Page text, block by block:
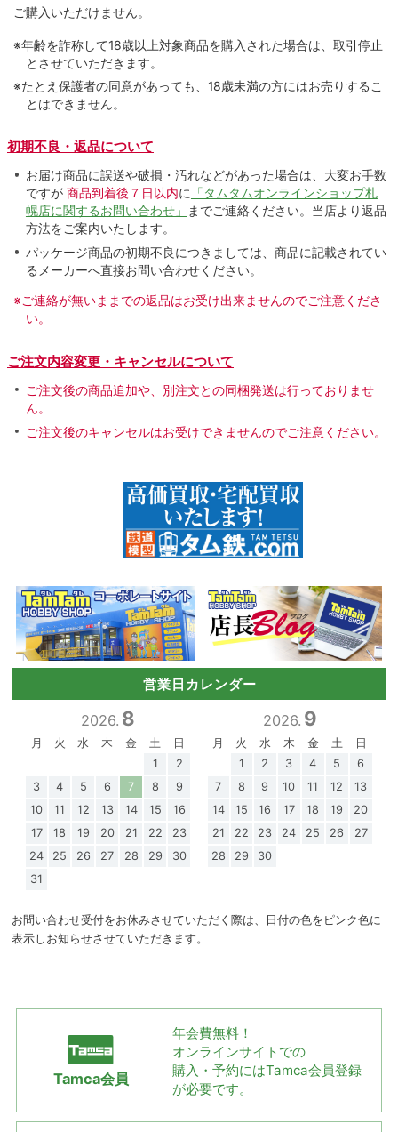
ご購入いただけません。
※年齢を詐称して18歳以上対象商品を購入された場合は、取引停止
とさせていただきます。
※たとえ保護者の同意があっても、18歳未満の方にはお売りするこ
とはできません。
初期不良・返品について
お届け商品に誤送や破損・汚れなどがあった場合は、大変お手数
ですが 商品到着後７日以内に 「タムタムオンラインショップ札
幌店に関するお問い合わせ」
までご連絡ください。当店より返品
方法をご案内いたします。
パッケージ商品の初期不良につきましては、商品に記載されてい
るメーカーへ直接お問い合わせください。
※ご連絡が無いままでの返品はお受け出来ませんのでご注意くださ
い。
ご注文内容変更・キャンセルについて
ご注文後の商品追加や、別注文との同梱発送は行っておりませ
ん。
ご注文後のキャンセルはお受けできませんのでご注意ください。
営業日カレンダー
2026. 8
月 火 水 木 金 土
日
1
2
3
4 5 6 7 8
9
10
11 12 13 14 15
16
17
18 19 20 21 22
23
24
25 26 27 28 29
30
31
2026. 9
月 火 水 木 金 土
日
1
2 3 4 5
6
7
8 9 10 11 12
13
14
15 16 17 18 19
20
21
22 23 24 25 26
27
28
29 30
お問い合わせ受付をお休みさせていただく際は、日付の色をピンク色に
表示しお知らせさせていただきます。
Tamca会員
年会費無料！
オンラインサイトでの
購入・予約にはTamca会員登録
が必要です。